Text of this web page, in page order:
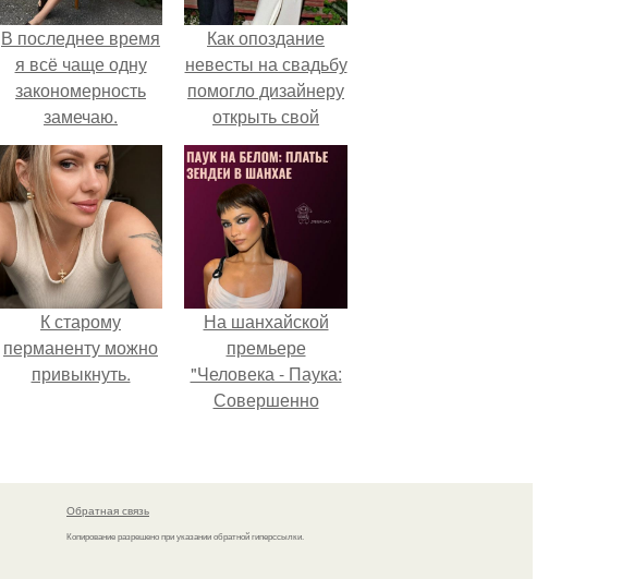
В последнее время
я всё чаще одну
закономерность
замечаю.
Как опоздание
невесты на свадьбу
помогло дизайнеру
открыть свой
бренд.
К старому
перманенту можно
привыкнуть.
На шанхайской
премьере
"Человека - Паука:
Совершенно
просто очередной
артефакт высокой
Обратная связь
Копирование разрешено при указании обратной гиперссылки.